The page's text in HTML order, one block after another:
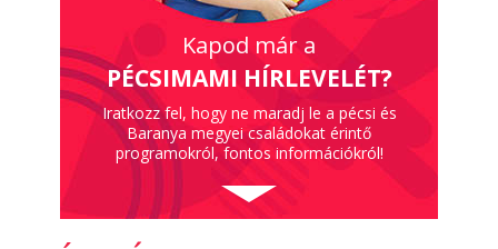
Kapod már a
PÉCSIMAMI HÍRLEVELÉT?
Iratkozz fel, hogy ne maradj le a pécsi és
Baranya megyei családokat érintő
programokról, fontos információkról!